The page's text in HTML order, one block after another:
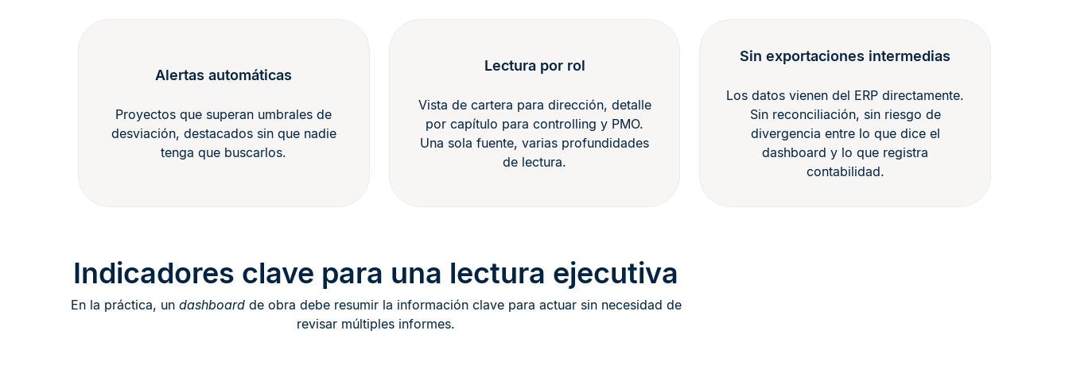
Alertas automáticas
Proyectos que superan umbrales de
desviación, destacados sin que nadie
tenga que buscarlos.
Lectura por rol
Vista de cartera para dirección, detalle
por capítulo para controlling y PMO.
Una sola fuente, varias profundidades
de lectura.
Sin exportaciones intermedias
Los datos vienen del ERP directamente.
Sin reconciliación, sin riesgo de
divergencia entre lo que dice el
dashboard y lo que registra
contabilidad.
Indicadores clave para una lectura ejecutiva
En la práctica, un dashboardde obra debe resumir la información clave para actuar sin necesidad de
revisar múltiples informes.